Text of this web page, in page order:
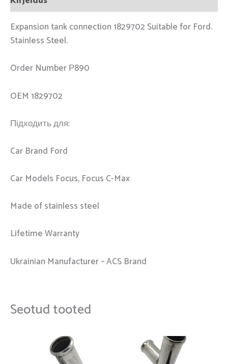
Expansion tank connection 1829702 Suitable for Ford.
Stainless Steel.
Order Number Р890
OEM 1829702
Підходить для:
Car Brand Ford
Car Models Focus, Focus C-Max
Made of stainless steel
Lifetime Warranty
Ukrainian Manufacturer – ACS Brand
Seotud tooted